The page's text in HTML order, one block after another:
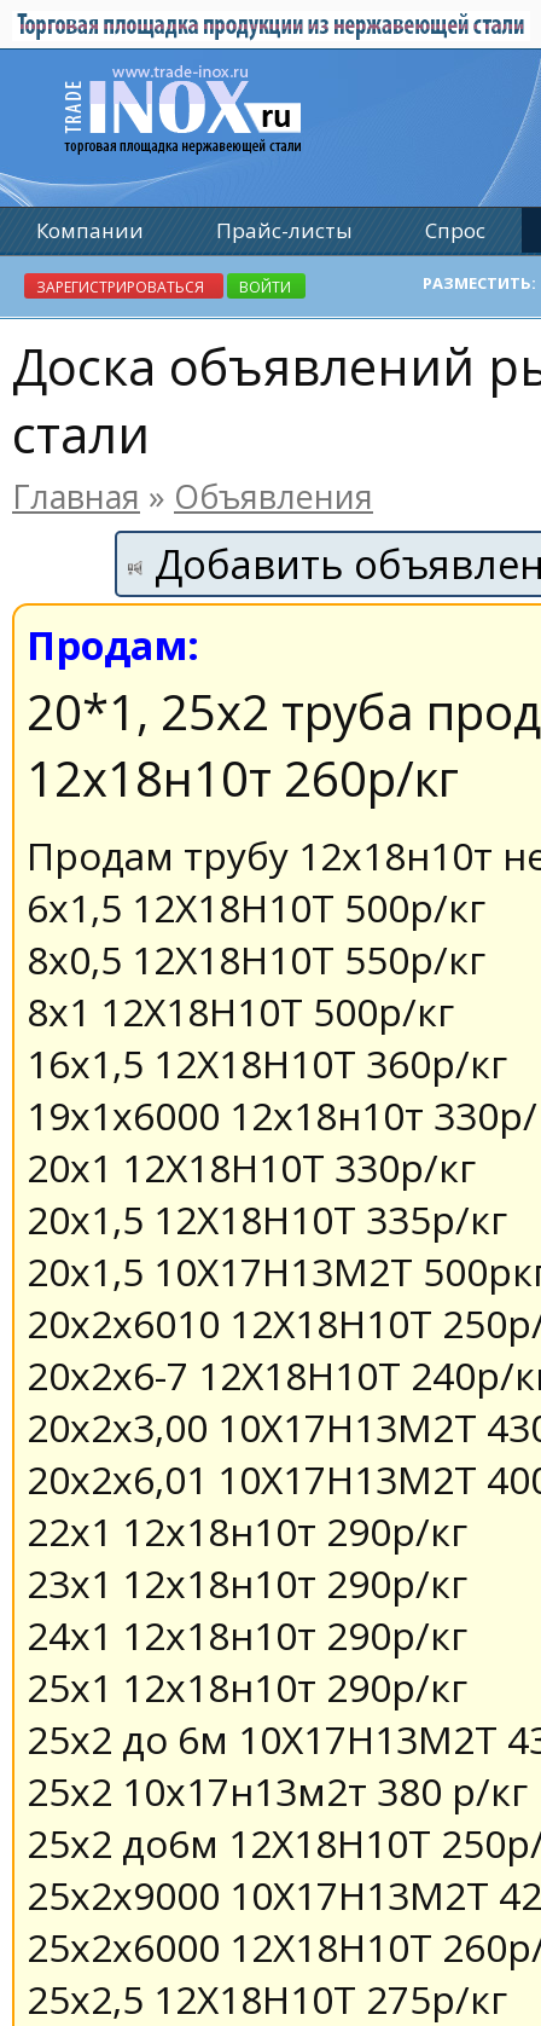
Доска объявлений
стали
Главная » Объявления
Добавить
Продам:
20*1, 25х2 труба
12х18н10т 260р/кг
Продам трубу 12х18н10т
6х1,5 12Х18Н10Т 500р/кг
8х0,5 12Х18Н10Т 550р/кг
8х1 12Х18Н10Т 500р/кг
16х1,5 12Х18Н10Т 360р/кг
19х1х6000 12х18н10т
20х1 12Х18Н10Т 330р/кг
20х1,5 12Х18Н10Т 335р/кг
20х1,5 10Х17Н13М2Т
20х2х6010 12Х18Н10Т
20х2х6-7 12Х18Н10Т 240р/
20х2х3,00 10Х17Н13М2Т
20х2х6,01 10Х17Н13М2Т
22х1 12х18н10т 290р/кг
23х1 12х18н10т 290р/кг
24х1 12х18н10т 290р/кг
25х1 12х18н10т 290р/кг
25х2 до 6м 10Х17Н13М2Т
25х2 10х17н13м2т 380 р/кг
25х2 до6м 12Х18Н10Т
25х2х9000 10Х17Н13М2Т
25х2х6000 12Х18Н10Т
25х2,5 12Х18Н10Т 275р/кг
Компании Прайс-листы
Спрос
Реклама
ЗАРЕГИСТРИРОВАТЬСЯ ВОЙТИ РАЗМЕСТИТЬ: